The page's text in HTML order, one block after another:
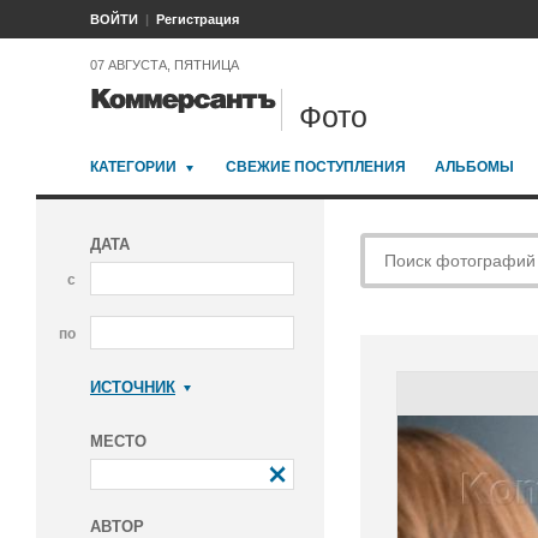
ВОЙТИ Регистрация
07 АВГУСТА, ПЯТНИЦА
Фото
КАТЕГОРИИ СВЕЖИЕ ПОСТУПЛЕНИЯ АЛЬБОМЫ
ДАТА
с
по
ИСТОЧНИК
МЕСТО
АВТОР